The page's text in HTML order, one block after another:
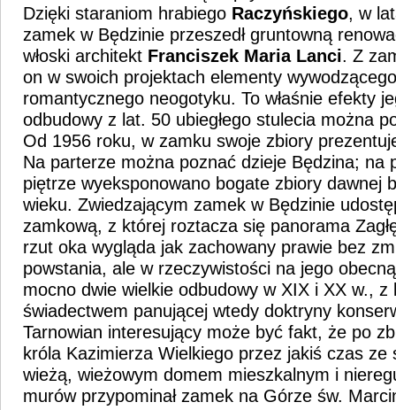
Dzięki staraniom hrabiego Raczyńskiego, w
zamek w Będzinie przeszedł gruntowną
włoski architekt Franciszek Maria Lanci. Z
on w swoich projektach elementy
romantycznego neogotyku. To właśnie efekty
odbudowy z lat. 50 ubiegłego stulecia można
Od 1956 roku, w zamku swoje zbiory
Na parterze można poznać dzieje Będzina; na
piętrze wyeksponowano bogate zbiory dawnej
wieku. Zwiedzającym zamek w Będzinie
zamkową, z której roztacza się panorama
rzut oka wygląda jak zachowany prawie bez
powstania, ale w rzeczywistości na jego obecną
mocno dwie wielkie odbudowy w XIX i XX w.,
świadectwem panującej wtedy doktryny
Tarnowian interesujący może być fakt, że po
króla Kazimierza Wielkiego przez jakiś czas ze
wieżą, wieżowym domem mieszkalnym i
murów przypominał zamek na Górze św.